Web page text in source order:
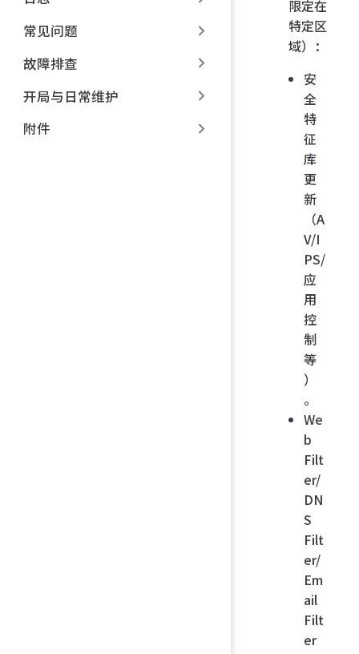
常见问题
故障排查
开局与日常维护
附件
限定在
特定区
域）：
安
全
特
征
库
更
新
（A
V/I
PS/
应
用
控
制
等
）
。
We
b
Filt
er/
DN
S
Filt
er/
Em
ail
Filt
er